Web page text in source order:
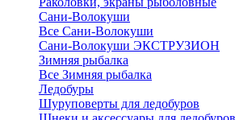
Сани-Волокуши
Все Сани-Волокуши
Сани-Волокуши ЭКСТРУЗИОН
Зимняя рыбалка
Все Зимняя рыбалка
Ледобуры
Шуруповерты для ледобуров